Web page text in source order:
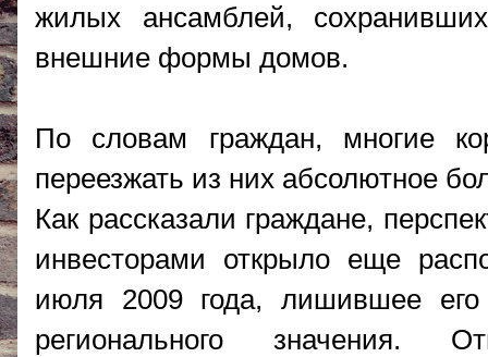
жилых ансамблей,
внешние формы домов.
По словам граждан, многие
переезжать из них абсолютное
Как рассказали граждане,
инвесторами открыло еще
июля 2009 года, лишившее его
регионального значения.